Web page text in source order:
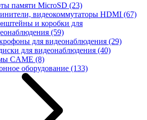
памяти MicroSD (23)
видеокоммутаторы HDMI (67)
и коробки для
(59)
для видеонаблюдения (29)
для видеонаблюдения (40)
CAME (8)
оборудование (133)